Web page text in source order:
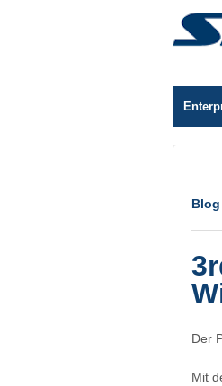
Der
Mit